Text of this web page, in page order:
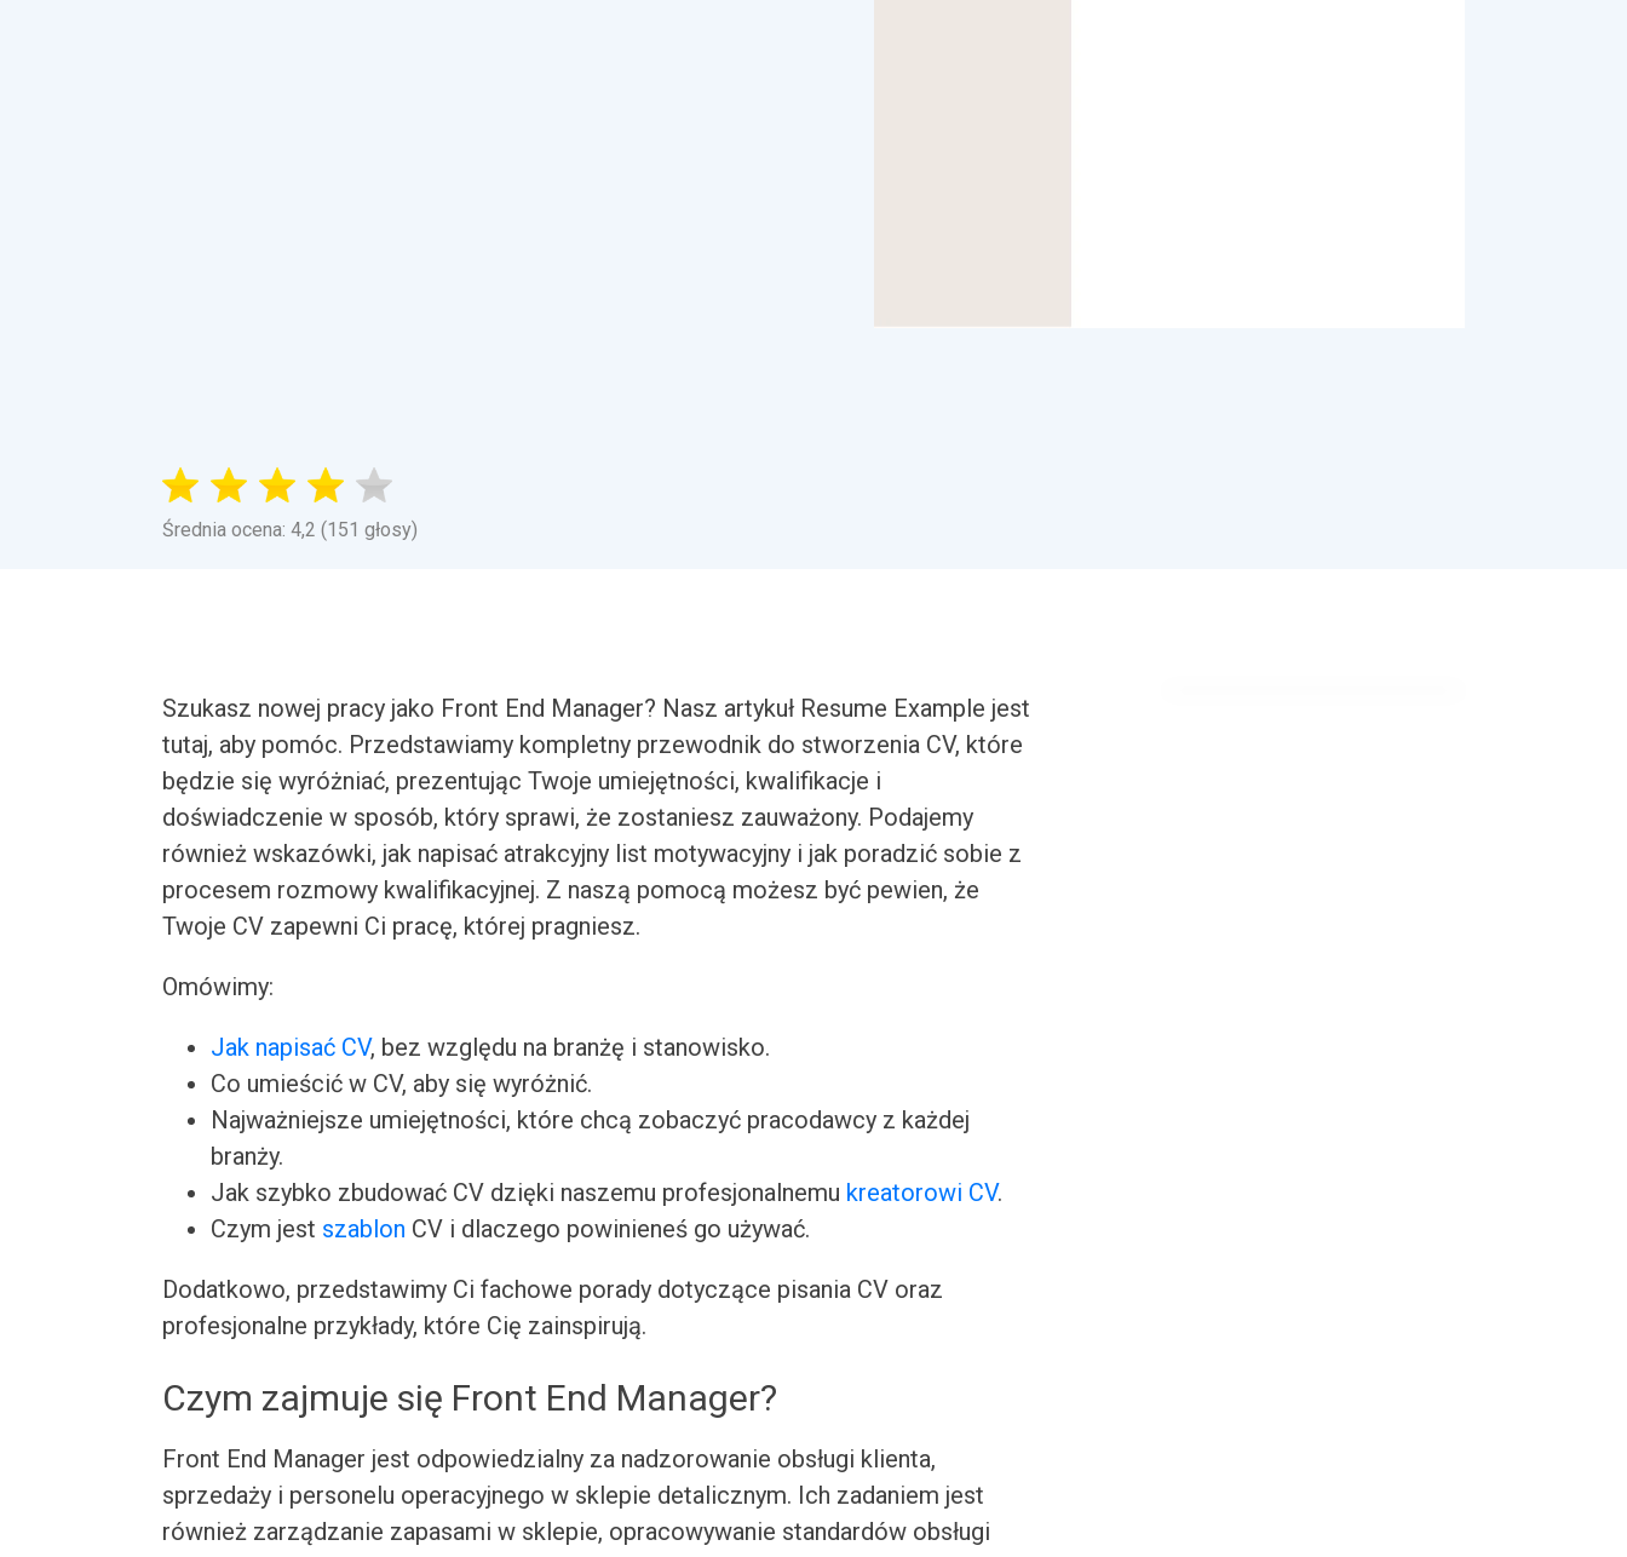
Średnia ocena: 4,2 (151 głosy)
Szukasz nowej pracy jako Front End Manager? Nasz artykuł Resume Example jest
tutaj, aby pomóc. Przedstawiamy kompletny przewodnik do stworzenia CV, które
będzie się wyróżniać, prezentując Twoje umiejętności, kwalifikacje i
doświadczenie w sposób, który sprawi, że zostaniesz zauważony. Podajemy
również wskazówki, jak napisać atrakcyjny list motywacyjny i jak poradzić sobie z
procesem rozmowy kwalifikacyjnej. Z naszą pomocą możesz być pewien, że
Twoje CV zapewni Ci pracę, której pragniesz.
Omówimy:
Jak napisać CV, bez względu na branżę i stanowisko.
Co umieścić w CV, aby się wyróżnić.
Najważniejsze umiejętności, które chcą zobaczyć pracodawcy z każdej
branży.
Jak szybko zbudować CV dzięki naszemu profesjonalnemu kreatorowi CV.
Czym jest szablon CV i dlaczego powinieneś go używać.
Dodatkowo, przedstawimy Ci fachowe porady dotyczące pisania CV oraz
profesjonalne przykłady, które Cię zainspirują.
Czym zajmuje się Front End Manager?
Front End Manager jest odpowiedzialny za nadzorowanie obsługi klienta,
sprzedaży i personelu operacyjnego w sklepie detalicznym. Ich zadaniem jest
również zarządzanie zapasami w sklepie, opracowywanie standardów obsługi